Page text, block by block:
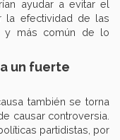
ayudar a evitar el
la efectividad de las
y más común de lo
un fuerte
también se torna
causar controversia.
partidistas, por